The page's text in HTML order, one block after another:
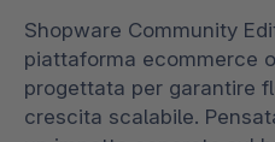
Shopware Community
piattaforma ecommerce
progettata per garantire
crescita scalabile.